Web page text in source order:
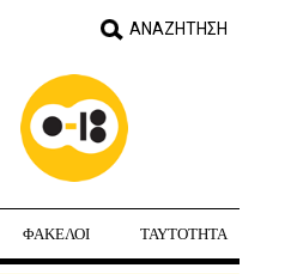
ΦΑΚΕΛΟΙ ΤΑΥΤΟΤΗΤΑ